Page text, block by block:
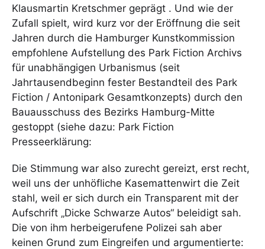
Klausmartin Kretschmer geprägt . Und wie der
Zufall spielt, wird kurz vor der Eröffnung die seit
Jahren durch die Hamburger Kunstkommission
empfohlene Aufstellung des Park Fiction Archivs
für unabhängigen Urbanismus (seit
Jahrtausendbeginn fester Bestandteil des Park
Fiction / Antonipark Gesamtkonzepts) durch den
Bauausschuss des Bezirks Hamburg-Mitte
gestoppt (siehe dazu: Park Fiction
Presseerklärung:
Die Stimmung war also zurecht gereizt, erst recht,
weil uns der unhöfliche Kasemattenwirt die Zeit
stahl, weil er sich durch ein Transparent mit der
Aufschrift „Dicke Schwarze Autos“ beleidigt sah.
Die von ihm herbeigerufene Polizei sah aber
keinen Grund zum Eingreifen und argumentierte: